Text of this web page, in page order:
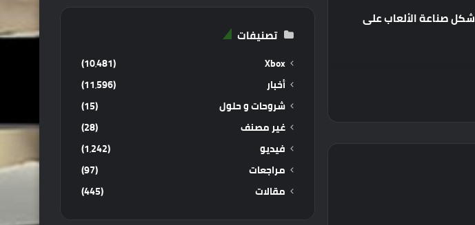
شكلصناعةالألعابعلى
تصنيفات
Xbox
(10٬481)
أخبار
(11٬596)
شروحات و حلول
(15)
غير مصنف
(28)
فيديو
(1٬242)
مراجعات
(97)
مقالات
(445)